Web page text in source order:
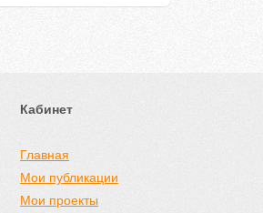
Кабинет
Главная
Мои публикации
Мои проекты